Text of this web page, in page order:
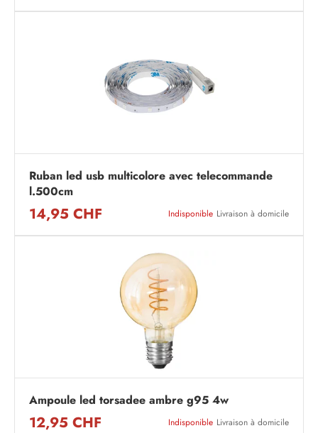
Ruban led usb multicolore avec telecommande
l.500cm
14,95 CHF Indisponible Livraison à domicile
Ampoule led torsadee ambre g95 4w
12,95 CHF Indisponible Livraison à domicile